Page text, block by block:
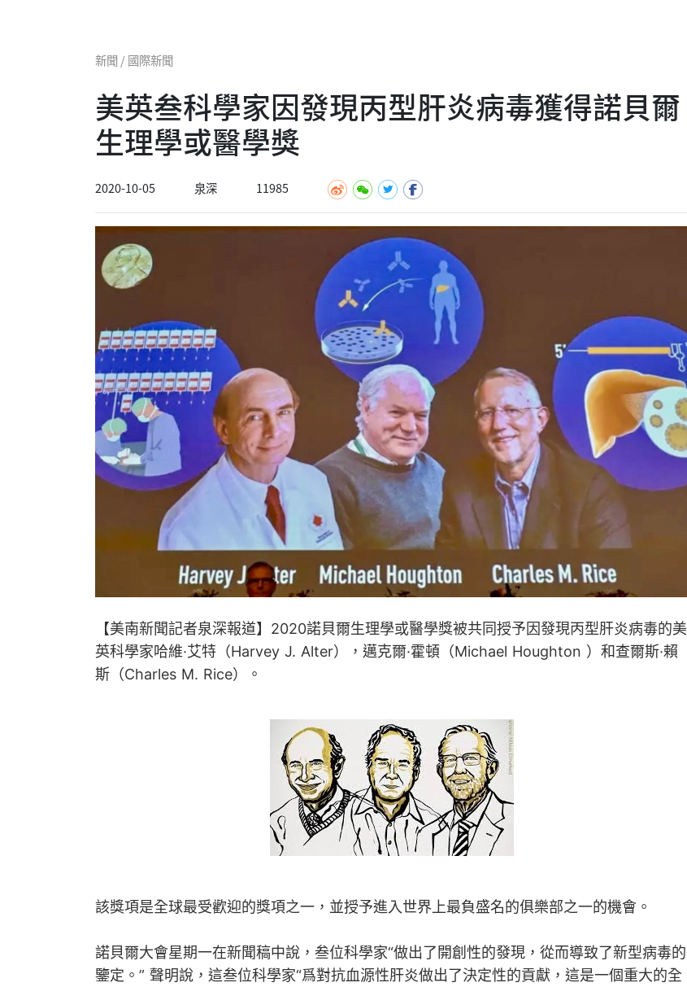
新聞 / 國際新聞
美英叁科學家因發現丙型肝炎病毒獲得諾貝爾
生理學或醫學獎
2020-10-05 泉深 11985
【美南新聞記者泉深報道】2020諾貝爾生理學或醫學獎被共同授予因發現丙型肝炎病毒的美
英科學家哈維·艾特（Harvey J. Alter），邁克爾·霍頓（Michael Houghton ）和查爾斯·賴
斯（Charles M. Rice）。
該獎項是全球最受歡迎的獎項之一，並授予進入世界上最負盛名的俱樂部之一的機會。
諾貝爾大會星期一在新聞稿中說，叁位科學家“做出了開創性的發現，從而導致了新型病毒的
鑒定。” 聲明說，這叁位科學家“爲對抗血源性肝炎做出了決定性的貢獻，這是一個重大的全